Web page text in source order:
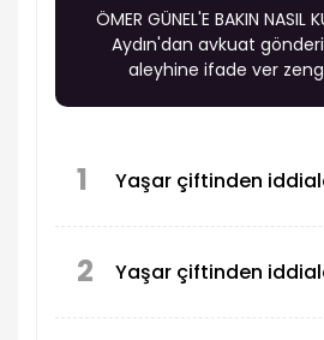
ÖMER GÜNEL'E BAKIN NASIL
Aydın'dan avkuat
aleyhine ifade ver
1 Yaşar çiftinden
2 Yaşar çiftinden